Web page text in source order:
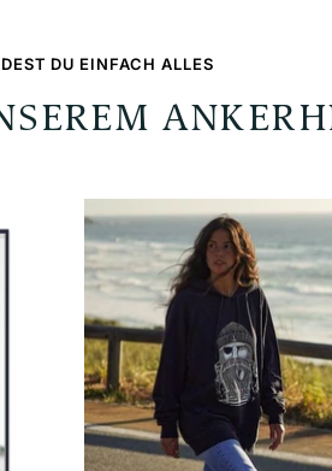
DU EINFACH ALLES